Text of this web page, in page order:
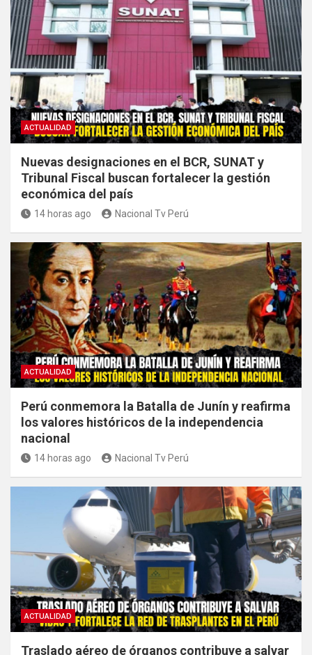
ACTUALIDAD
Nuevas designaciones en el BCR, SUNAT y
Tribunal Fiscal buscan fortalecer la gestión
económica del país
14 horas ago Nacional Tv Perú
ACTUALIDAD
Perú conmemora la Batalla de Junín y reafirma
los valores históricos de la independencia
nacional
14 horas ago Nacional Tv Perú
ACTUALIDAD
Traslado aéreo de órganos contribuye a salvar